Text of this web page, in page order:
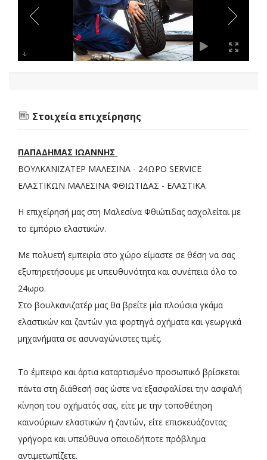
Στοιχεία επιχείρησης
ΠΑΠΑΔΗΜΑΣ ΙΩΑΝΝΗΣ
ΒΟΥΛΚΑΝΙΖΑΤΕΡ ΜΑΛΕΣΙΝΑ - 24ΩΡΟ SERVICE
ΕΛΑΣΤΙΚΩΝ ΜΑΛΕΣΙΝΑ ΦΘΙΩΤΙΔΑΣ - ΕΛΑΣΤΙΚΑ
Η επιχείρησή μας στη Μαλεσίνα Φθιώτιδας ασχολείται με
το εμπόριο ελαστικών.
Με πολυετή εμπειρία στο χώρο είμαστε σε θέση να σας
εξυπηρετήσουμε με υπευθυνότητα και συνέπεια όλο το
24ωρο.
Στο βουλκανιζατέρ μας θα βρείτε μία πλούσια γκάμα
ελαστικών και ζαντών για φορτηγά οχήματα και γεωργικά
μηχανήματα σε ασυναγώνιστες τιμές.
Το έμπειρο και άρτια καταρτισμένο προσωπικό βρίσκεται
πάντα στη διάθεσή σας ώστε να εξασφαλίσει την ασφαλή
κίνηση του οχήματός σας, είτε με την τοποθέτηση
καινούριων ελαστικών ή ζαντών, είτε επισκευάζοντας
γρήγορα και υπεύθυνα οποιοδήποτε πρόβλημα
αντιμετωπίζετε.